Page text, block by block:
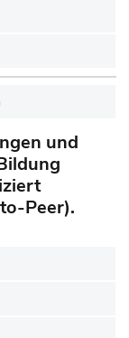
und
Peer).